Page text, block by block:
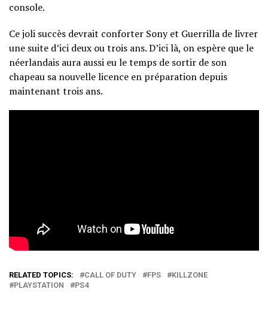
console.
Ce joli succès devrait conforter Sony et Guerrilla de livrer
une suite d’ici deux ou trois ans. D’ici là, on espère que le
néerlandais aura aussi eu le temps de sortir de son
chapeau sa nouvelle licence en préparation depuis
maintenant trois ans.
RELATED TOPICS: CALL OF DUTY FPS
KILLZONE
PLAYSTATION
PS4